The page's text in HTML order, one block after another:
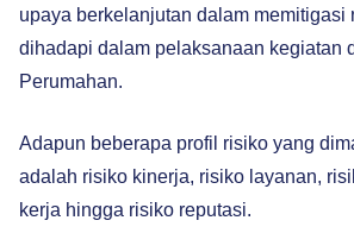
upaya berkelanjutan dalam memitigasi
dihadapi dalam pelaksanaan kegiatan
Perumahan.
Adapun beberapa profil risiko yang
adalah risiko kinerja, risiko layanan,
kerja hingga risiko reputasi.